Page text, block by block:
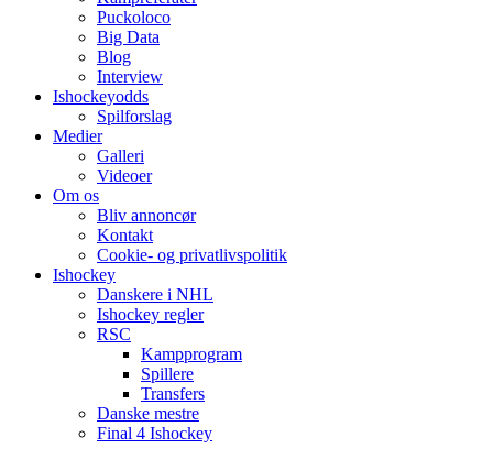
Puckoloco
Big Data
Blog
Interview
Ishockeyodds
Spilforslag
Medier
Galleri
Videoer
Om os
Bliv annoncør
Kontakt
Cookie- og privatlivspolitik
Ishockey
Danskere i NHL
Ishockey regler
RSC
Kampprogram
Spillere
Transfers
Danske mestre
Final 4 Ishockey